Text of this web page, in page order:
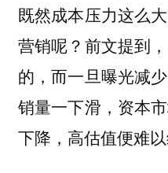
既然成本压力这么
营销呢？前文提到，
的，而一旦曝光减
销量一下滑，资本
下降，高估值便难以